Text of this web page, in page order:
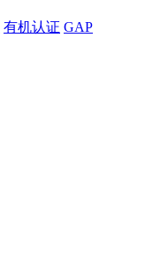
有机认证 GAP